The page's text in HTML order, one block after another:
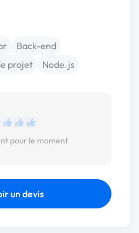
Back-end
projet
Node.js
pour le moment
un devis